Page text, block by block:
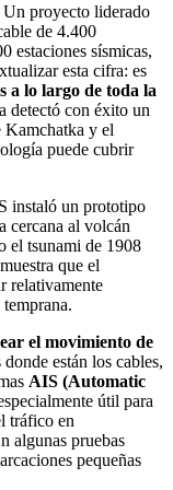
Un proyecto liderado
de 4.400
estaciones sísmicas,
esta cifra: es
a lo largo de toda la
detectó con éxito un
Kamchatka y el
puede cubrir
instaló un prototipo
cercana al volcán
el tsunami de 1908
que el
relativamente
el movimiento de
están los cables,
AIS (Automatic
útil para
tráfico en
algunas pruebas
pequeñas